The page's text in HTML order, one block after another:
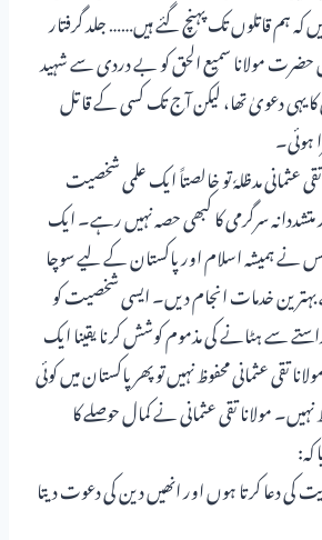
ہم قاتلوں تک پہنچ گئے ہیں…… جلد گرفتار
مولانا سمیع الحق کو بے دردی سے شہید
کا یہی دعویٰ تھا، لیکن آج تک کسی کے قاتل
ہوئی۔
عثمانی مدظلہٗ تو خالصتاً ایک علمی شخصیت
متشددانہ سرگرمی کا کبھی حصہ نہیں رہے۔ ایک
ہمیشہ اسلام اور پاکستان کے لیے سوچا
خدمات انجام دیں۔ ایسی شخصیت کو
سے ہٹانے کی مذموم کوشش کرنا یقینا ایک
عثمانی محفوظ نہیں تو پھر پاکستان میں کوئی
نہیں۔ مولانا تقی عثمانی نے کمال حوصلے کا
کی دعا کرتا ہوں اور انھیں دین کی دعوت دیتا